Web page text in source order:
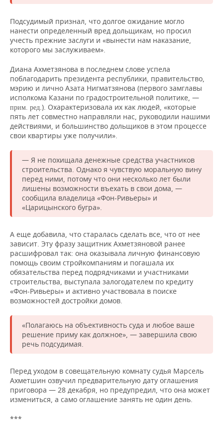
Подсудимый признал, что долгое ожидание могло
нанести определенный вред дольщикам, но просил
учесть прежние заслуги и «вынести нам наказание,
которого мы заслуживаем».
Диана Ахметзянова в последнем слове успела
поблагодарить президента республики, правительство,
мэрию и лично Азата Нигматзянова (первого замглавы
исполкома Казани по градостроительной политике, —
прим. ред.). Охарактеризовала их как людей, «которые
пять лет совместно направляли нас, руководили нашими
действиями, и большинство дольщиков в этом процессе
свои квартиры уже получили».
— Я не похищала денежные средства участников
строительства. Однако я чувствую моральную вину
перед ними, потому что они несколько лет были
лишены возможности въехать в свои дома, —
сообщила владелица «Фон-Ривьеры» и
«Царицынского бугра».
А еще добавила, что старалась сделать все, что от нее
зависит. Эту фразу защитник Ахметзяновой ранее
расшифровал так: она оказывала личную финансовую
помощь своим стройкомпаниям и погашала их
обязательства перед подрядчиками и участниками
строительства, выступала залогодателем по кредиту
«Фон-Ривьеры» и активно участвовала в поиске
возможностей достройки домов.
«Полагаюсь на объективность суда и любое ваше
решение приму как должное», — завершила свою
речь подсудимая.
Перед уходом в совещательную комнату судья Марсель
Ахметшин озвучил предварительную дату оглашения
приговора — 28 декабря, но предупредил, что она может
измениться, а само оглашение занять не один день.
***